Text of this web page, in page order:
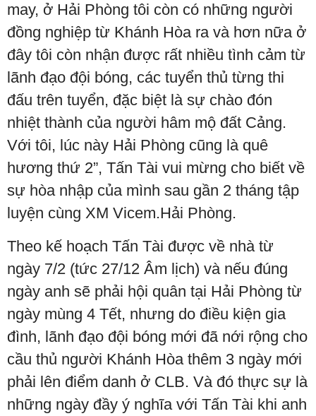
may, ở Hải Phòng tôi còn có những người
đồng nghiệp từ Khánh Hòa ra và hơn nữa ở
đây tôi còn nhận được rất nhiều tình cảm từ
lãnh đạo đội bóng, các tuyển thủ từng thi
đấu trên tuyển, đặc biệt là sự chào đón
nhiệt thành của người hâm mộ đất Cảng.
Với tôi, lúc này Hải Phòng cũng là quê
hương thứ 2”, Tấn Tài vui mừng cho biết về
sự hòa nhập của mình sau gần 2 tháng tập
luyện cùng XM Vicem.Hải Phòng.
Theo kế hoạch Tấn Tài được về nhà từ
ngày 7/2 (tức 27/12 Âm lịch) và nếu đúng
ngày anh sẽ phải hội quân tại Hải Phòng từ
ngày mùng 4 Tết, nhưng do điều kiện gia
đình, lãnh đạo đội bóng mới đã nới rộng cho
cầu thủ người Khánh Hòa thêm 3 ngày mới
phải lên điểm danh ở CLB. Và đó thực sự là
những ngày đầy ý nghĩa với Tấn Tài khi anh